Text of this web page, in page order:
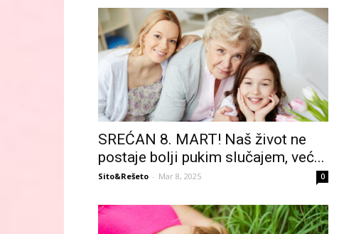
SREĆAN 8. MART! Naš život ne
postaje bolji pukim slučajem, već...
Sito&Rešeto - Mar 8, 2025 0